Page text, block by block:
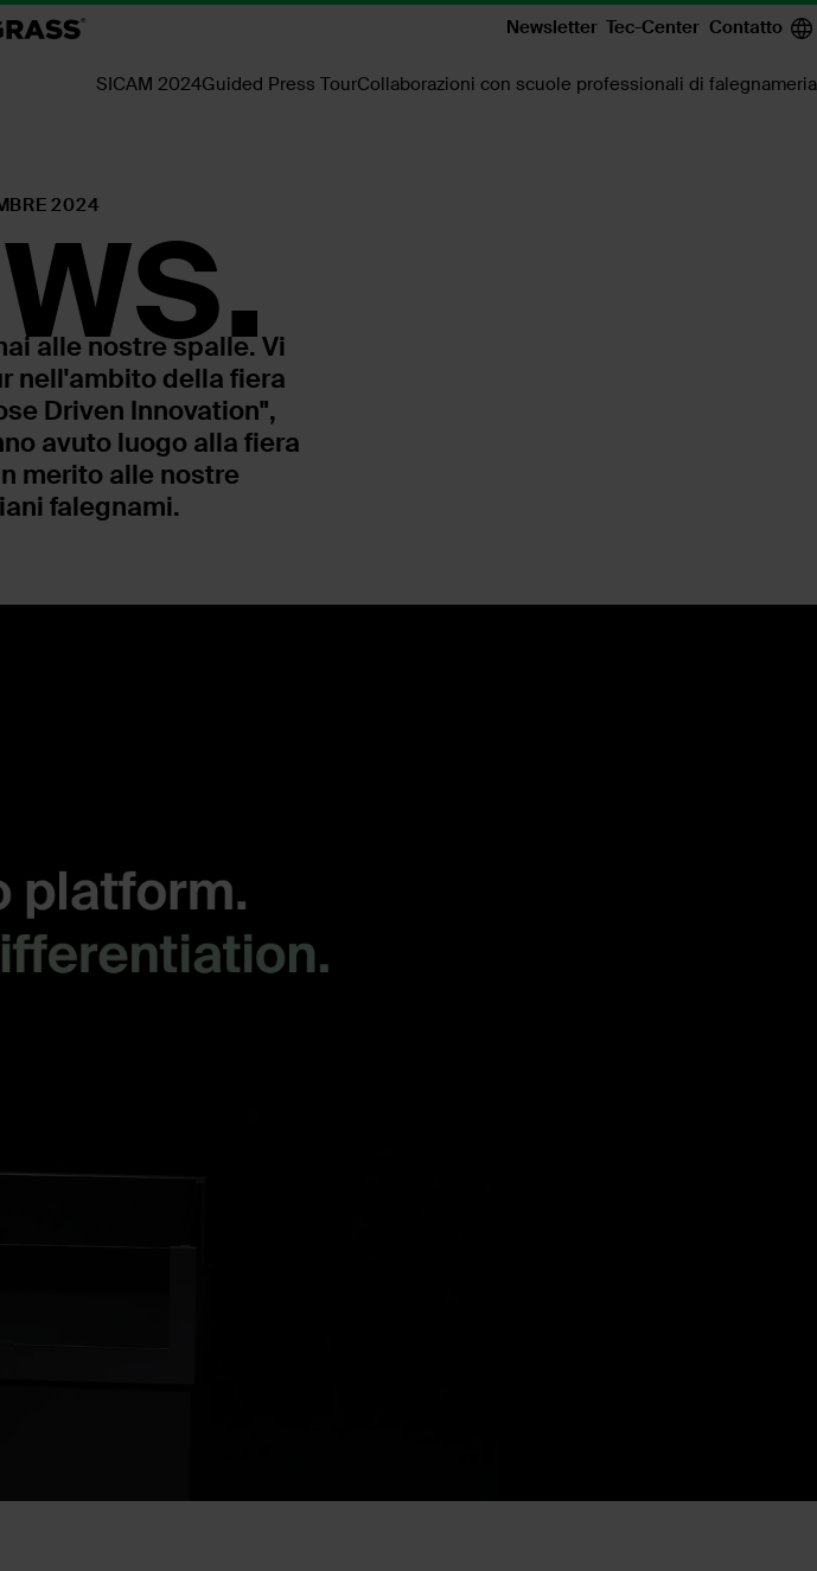
Newsletter Tec-Center Contatto
SICAM 2024Guided Press TourCollaborazioni con scuole professionali di falegnameria
2024
alle nostre spalle. Vi
nell'ambito della fiera
Driven Innovation",
avuto luogo alla fiera
merito alle nostre
falegnami.